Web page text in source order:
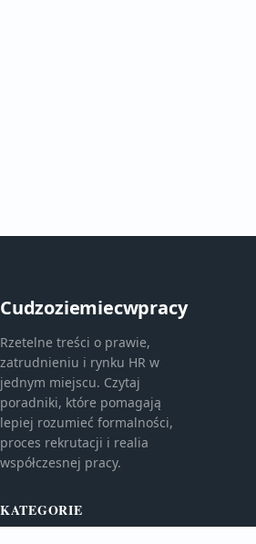
Cudzoziemiecwpracy
Rzetelne treści o prawie,
zatrudnieniu i rynku HR w
jednym miejscu. Czytaj
poradniki, które pomagają
lepiej rozumieć formalności,
proces rekrutacji i realia
współczesnej pracy.
KATEGORIE